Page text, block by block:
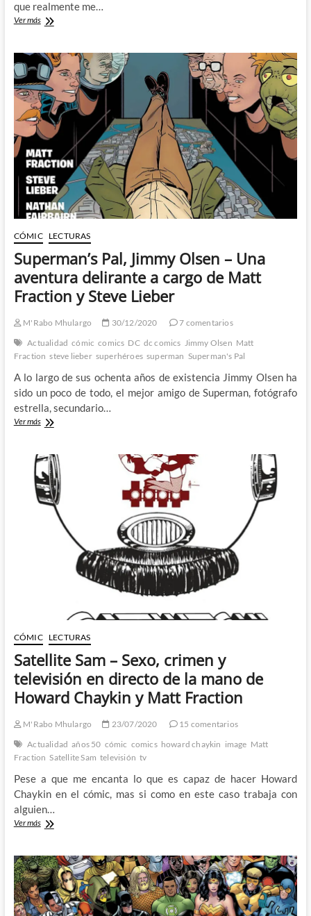
que realmente me…
Ver másUn
en
el
cuarto
episodio
de
Loki
CÓMIC LECTURAS
Superman’s Pal, Jimmy Olsen – Una
aventura delirante a cargo de Matt
Fraction y Steve Lieber
M'Rabo Mhulargo 30/12/2020
7 comentarios
Actualidad cómic comics DC dc comics Jimmy Olsen Matt
Fraction steve lieber superhéroes superman Superman's Pal
A lo largo de sus ochenta años de existencia Jimmy Olsen ha
sido un poco de todo, el mejor amigo de Superman, fotógrafo
estrella, secundario…
Ver másSuperman’s
Olsen
–
Una
aventura
delirante
CÓMIC LECTURAS
Satellite Sam – Sexo, crimen y
televisión en directo de la mano de
Howard Chaykin y Matt Fraction
M'Rabo Mhulargo 23/07/2020
15 comentarios
Actualidad años 50 cómic comics howard chaykin image Matt
Fraction Satellite Sam televisión tv
Pese a que me encanta lo que es capaz de hacer Howard
Chaykin en el cómic, mas si como en este caso trabaja con
alguien…
Ver másSatellite
Sexo,
crimen
y
televisión
en